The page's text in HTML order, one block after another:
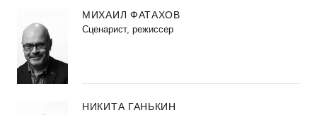
МИХАИЛ ФАТАХОВ
Cценарист, режиссер
НИКИТА ГАНЬКИН